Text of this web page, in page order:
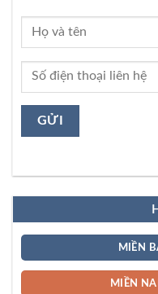
MIỀN
MIỀN